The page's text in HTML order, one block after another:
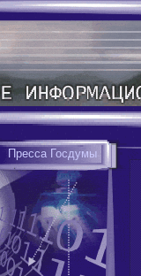
Пресса Госдумы